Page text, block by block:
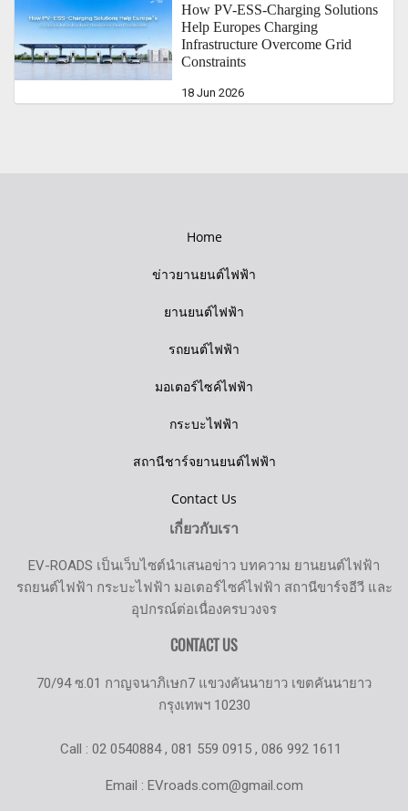
How PV-ESS-Charging Solutions
Help Europes Charging
Infrastructure Overcome Grid
Constraints
18 Jun 2026
Home
ข่าวยานยนต์ไฟฟ้า
ยานยนต์ไฟฟ้า
รถยนต์ไฟฟ้า
มอเตอร์ไซค์ไฟฟ้า
กระบะไฟฟ้า
สถานีชาร์จยานยนต์ไฟฟ้า
Contact Us
เกี่ยวกับเรา
EV-ROADS เป็นเว็บไซต์นำเสนอข่าว บทความ ยานยนต์ไฟฟ้า
รถยนต์ไฟฟ้า กระบะไฟฟ้า มอเตอร์ไซค์ไฟฟ้า สถานีขาร์จอีวี และ
อุปกรณ์ต่อเนื่องครบวงจร
CONTACT US
70/94 ซ.01 กาญจนาภิเษก7 แขวงคันนายาว เขตคันนายาว
กรุงเทพฯ 10230
Call : 02 0540884 , 081 559 0915 , 086 992 1611
Email : EVroads.com@gmail.com